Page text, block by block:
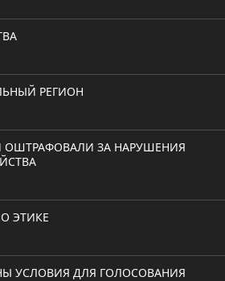
РЕГИОН
ОШТРАФОВАЛИ ЗА НАРУШЕНИЯ
ЭТИКЕ
УСЛОВИЯ ДЛЯ ГОЛОСОВАНИЯ